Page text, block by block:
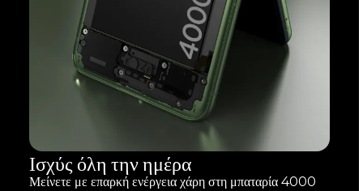
Ισχύς όλη την ημέρα
Μείνετε με επαρκή ενέργεια χάρη στη μπαταρία 4000